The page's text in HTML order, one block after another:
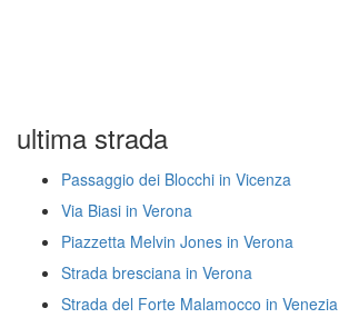
ultima strada
Passaggio dei Blocchi in Vicenza
Via Biasi in Verona
Piazzetta Melvin Jones in Verona
Strada bresciana in Verona
Strada del Forte Malamocco in Venezia